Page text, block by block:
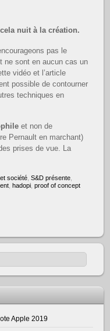
nuit à la création.
pas le
ne sont en aucun cas un
vidéo et l’article
possible de contourner
techniques en
et non de
Pernault en marchant)
prises de vue. La
société ,S&D présente
,hadopi ,proof of concept
Apple 2019